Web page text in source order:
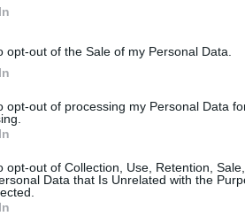
opt-out of the Sale of my Personal Data.
opt-out of processing my Personal Data
opt-out of Collection, Use, Retention,
Data that Is Unrelated with the
(1)
19:06